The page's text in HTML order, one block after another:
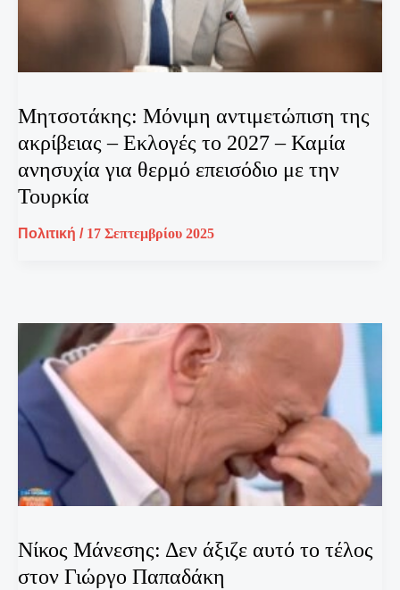
Μητσοτάκης: Μόνιμη αντιμετώπιση της
ακρίβειας – Εκλογές το 2027 – Καμία
ανησυχία για θερμό επεισόδιο με την
Τουρκία
Πολιτική / 17 Σεπτεμβρίου 2025
Νίκος Μάνεσης: Δεν άξιζε αυτό το τέλος
στον Γιώργο Παπαδάκη